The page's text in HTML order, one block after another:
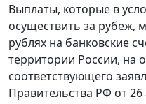
Выплаты, которые в
осуществить за рубеж,
рублях на банковские
территории России, на
соответствующего
Правительства РФ от